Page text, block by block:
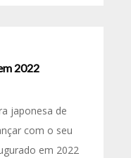
2022
japonesa de
com o seu
em 2022